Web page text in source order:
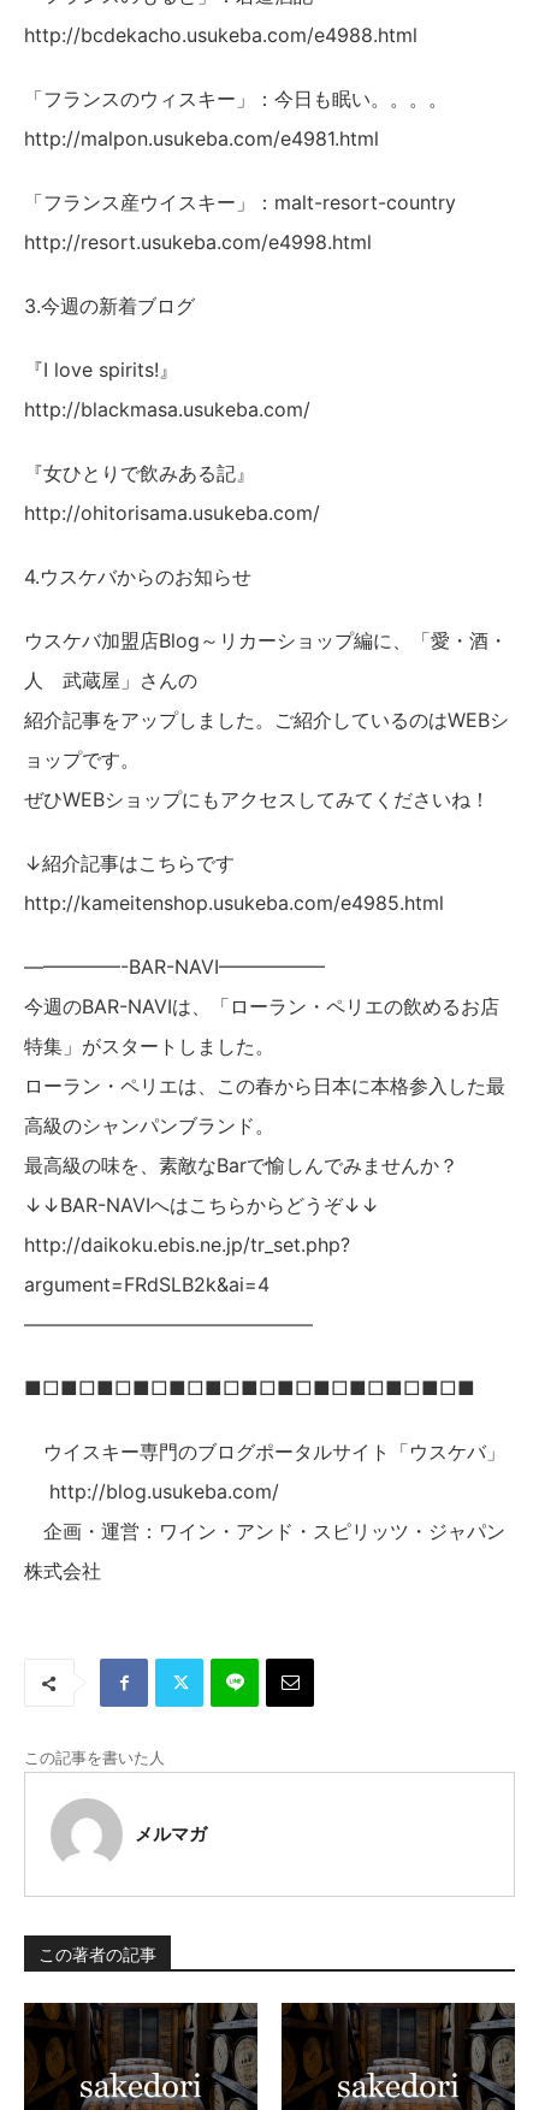
http://bcdekacho.usukeba.com/e4988.html
「フランスのウィスキー」：今日も眠い。。。。
http://malpon.usukeba.com/e4981.html
「フランス産ウイスキー」：malt-resort-country
http://resort.usukeba.com/e4998.html
3.今週の新着ブログ
『I love spirits!』
http://blackmasa.usukeba.com/
『女ひとりで飲みある記』
http://ohitorisama.usukeba.com/
4.ウスケバからのお知らせ
ウスケバ加盟店Blog～リカーショップ編に、「愛・酒・
人 武蔵屋」さんの
紹介記事をアップしました。ご紹介しているのはWEBシ
ョップです。
ぜひWEBショップにもアクセスしてみてくださいね！
↓紹介記事はこちらです
http://kameitenshop.usukeba.com/e4985.html
—————-BAR-NAVI—————–
今週のBAR-NAVIは、「ローラン・ペリエの飲めるお店
特集」がスタートしました。
ローラン・ペリエは、この春から日本に本格参入した最
高級のシャンパンブランド。
最高級の味を、素敵なBarで愉しんでみませんか？
↓↓BAR-NAVIへはこちらからどうぞ↓↓
http://daikoku.ebis.ne.jp/tr_set.php?
argument=FRdSLB2k&ai=4
———————————————
■□■□■□■□■□■□■□■□■□■□■□■□■
ウイスキー専門のブログポータルサイト「ウスケバ」
http://blog.usukeba.com/
企画・運営：ワイン・アンド・スピリッツ・ジャパン
株式会社
この記事を書いた人
メルマガ
この著者の記事